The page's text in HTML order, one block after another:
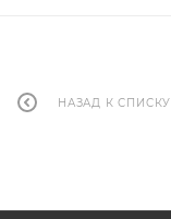
НАЗАД К СПИСКУ